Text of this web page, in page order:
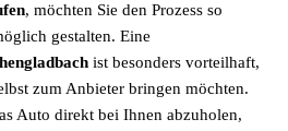
, möchten Sie den Prozess so
gestalten. Eine
ist besonders vorteilhaft,
zum Anbieter bringen möchten.
Auto direkt bei Ihnen abzuholen,